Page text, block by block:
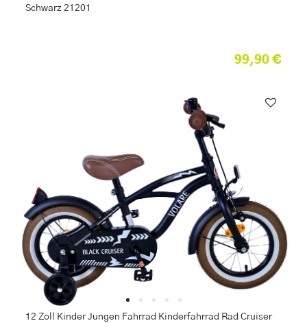
Schwarz 21201
99,90 €
12 Zoll Kinder Jungen Fahrrad Kinderfahrrad Rad Cruiser